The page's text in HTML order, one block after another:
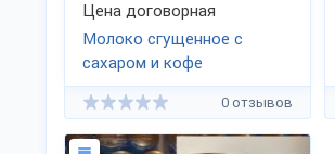
Цена договорная
Молоко сгущенное с
сахаром и кофе
0 отзывов